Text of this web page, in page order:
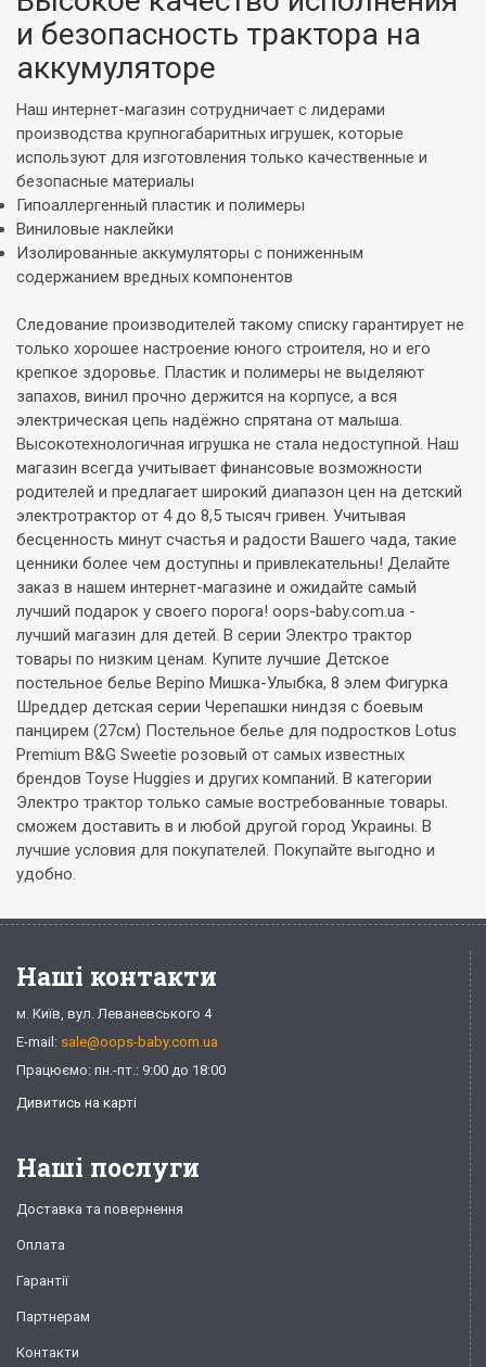
и безопасность трактора на
аккумуляторе
Наш интернет-магазин сотрудничает с лидерами
производства крупногабаритных игрушек, которые
используют для изготовления только качественные и
безопасные материалы
Гипоаллергенный пластик и полимеры
Виниловые наклейки
Изолированные аккумуляторы с пониженным
содержанием вредных компонентов
Следование производителей такому списку гарантирует не
только хорошее настроение юного строителя, но и его
крепкое здоровье. Пластик и полимеры не выделяют
запахов, винил прочно держится на корпусе, а вся
электрическая цепь надёжно спрятана от малыша.
Высокотехнологичная игрушка не стала недоступной. Наш
магазин всегда учитывает финансовые возможности
родителей и предлагает широкий диапазон цен на детский
электротрактор от 4 до 8,5 тысяч гривен. Учитывая
бесценность минут счастья и радости Вашего чада, такие
ценники более чем доступны и привлекательны! Делайте
заказ в нашем интернет-магазине и ожидайте самый
лучший подарок у своего порога! oops-baby.com.ua -
лучший магазин для детей. В серии Электро трактор
товары по низким ценам. Купите лучшие Детское
постельное белье Bepino Мишка-Улыбка, 8 элем Фигурка
Шреддер детская серии Черепашки ниндзя с боевым
панцирем (27см) Постельное белье для подростков Lotus
Premium B&G Sweetie розовый от самых известных
брендов Toyse Huggies и других компаний. В категории
Электро трактор только самые востребованные товары.
сможем доставить в и любой другой город Украины. В
лучшие условия для покупателей. Покупайте выгодно и
удобно.
Наші контакти
м. Київ, вул. Леваневського 4
E-mail: sale@oops-baby.com.ua
Працюємо: пн.-пт.: 9:00 до 18:00
Дивитись на карті
Наші послуги
Доставка та повернення
Оплата
Гарантії
Партнерам
Контакти